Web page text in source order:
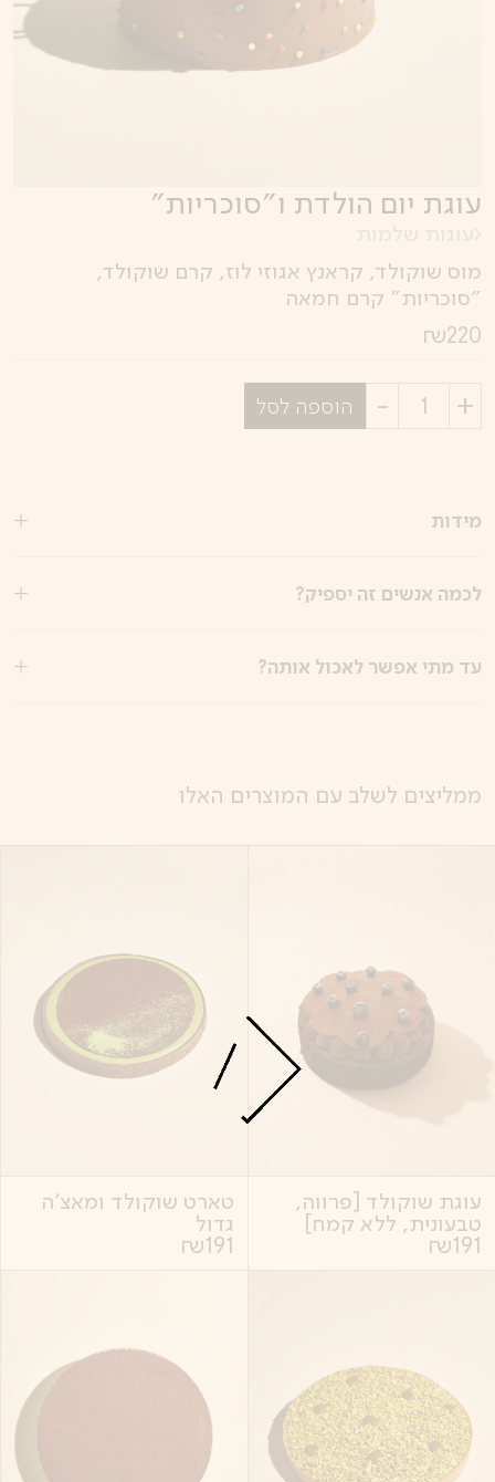
עוגת יום הולדת ו״סוכריות״
מוס שוקולד, קראנץ אגוזי לוז, קרם שוקולד,
״סוכריות״ קרם חמאה
220
₪
בחר
הוספה לסל
מידות
לכמה אנשים זה יספיק?
עד מתי אפשר לאכול אותה?
ממליצים לשלב עם המוצרים האלו
עוגת שוקולד [פרווה,
טבעונית, ללא קמח]
191
₪
טארט שוקולד ומאצ׳ה
גדול
191
₪